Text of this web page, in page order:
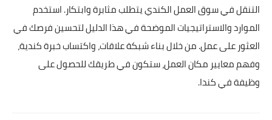
التنقل في سوق العمل الكندي يتطلب مثابرة وابتكار. استخدم
الموارد والاستراتيجيات الموضحة في هذا الدليل لتحسين فرصك في
العثور على عمل. من خلال بناء شبكة علاقات، واكتساب خبرة كندية،
وفهم معايير مكان العمل، ستكون في طريقك للحصول على
وظيفة في كندا.